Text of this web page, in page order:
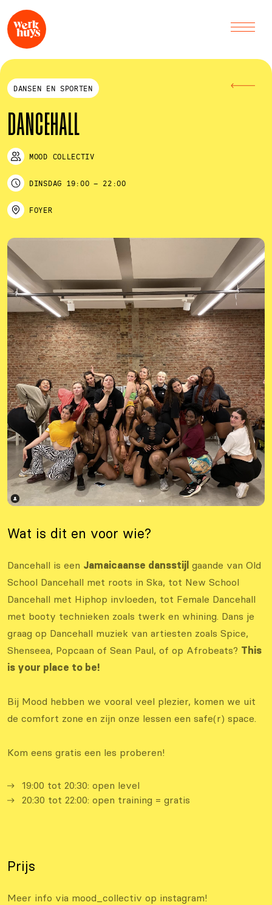
DANSEN EN SPORTEN
DANCEHALL
MOOD COLLECTIV
DINSDAG 19:00 – 22:00
FOYER
Wat is dit en voor wie?
Dancehall is een Jamaicaanse dansstijl gaande van Old
School Dancehall met roots in Ska, tot New School
Dancehall met Hiphop invloeden, tot Female Dancehall
met booty technieken zoals twerk en whining. Dans je
graag op Dancehall muziek van artiesten zoals Spice,
Shenseea, Popcaan of Sean Paul, of op Afrobeats? This
is your place to be!
Bij Mood hebben we vooral veel plezier, komen we uit
de comfort zone en zijn onze lessen een safe(r) space.
Kom eens gratis een les proberen!
19:00 tot 20:30: open level
20:30 tot 22:00: open training = gratis
Prijs
Meer info via mood_collectiv op instagram!